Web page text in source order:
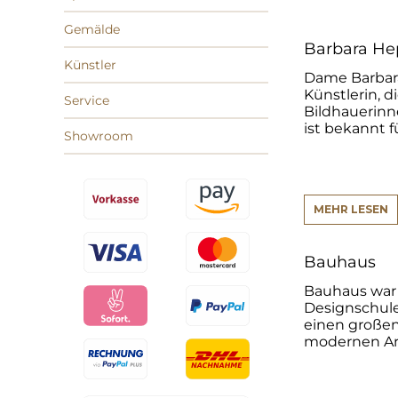
Gemälde
Künstler
Service
Showroom
Barbara
Dame
Künstlerin,
ist bekannt
MEHR LESEN
Bauhaus
Bauhaus
einen
modernen